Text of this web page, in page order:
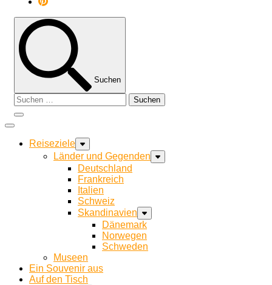
Suchen
Suchen
nach:
Reiseziele
Länder und Gegenden
Deutschland
Frankreich
Italien
Schweiz
Skandinavien
Dänemark
Norwegen
Schweden
Museen
Ein Souvenir aus
Auf den Tisch